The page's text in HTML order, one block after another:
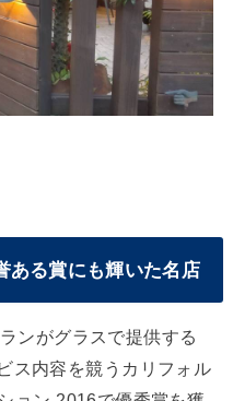
ある賞にも輝いた名店
ンがグラスで提供する
ス内容を競うカリフォル